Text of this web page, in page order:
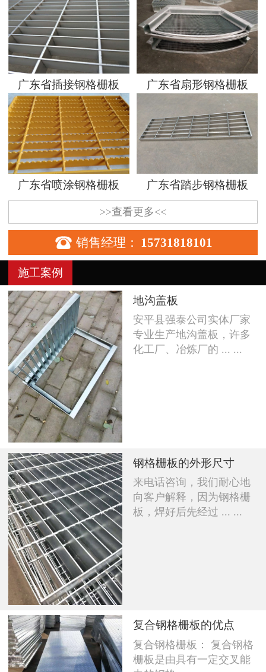
广东省插接钢格栅板 广东省扇形钢格栅板
广东省喷涂钢格栅板 广东省踏步钢格栅板
>>查看更多<<
 销售经理： 15731818101
施工案例
地沟盖板
安平县强泰公司实体厂家
专业生产地沟盖板，许多
化工厂、冶炼厂的 ... ...
钢格栅板的外形尺寸
来电话咨询，我们耐心地
向客户解释，因为钢格栅
板，焊好后先经过 ... ...
复合钢格栅板的优点
复合钢格栅板： 复合钢格
栅板是由具有一定交叉能